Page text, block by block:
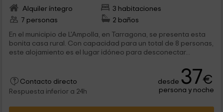
Alquiler íntegro
3 habitaciones
7 personas
2 baños
En el municipio de L'Ampolla, en Tarragona, se presenta esta
bonita casa rural. Con capacidad para un total de 8 personas,
este alojamiento es el lugar idóneo para desconectar...
Contacto directo
Respuesta inferior a 24h
desde 37€
persona y noche